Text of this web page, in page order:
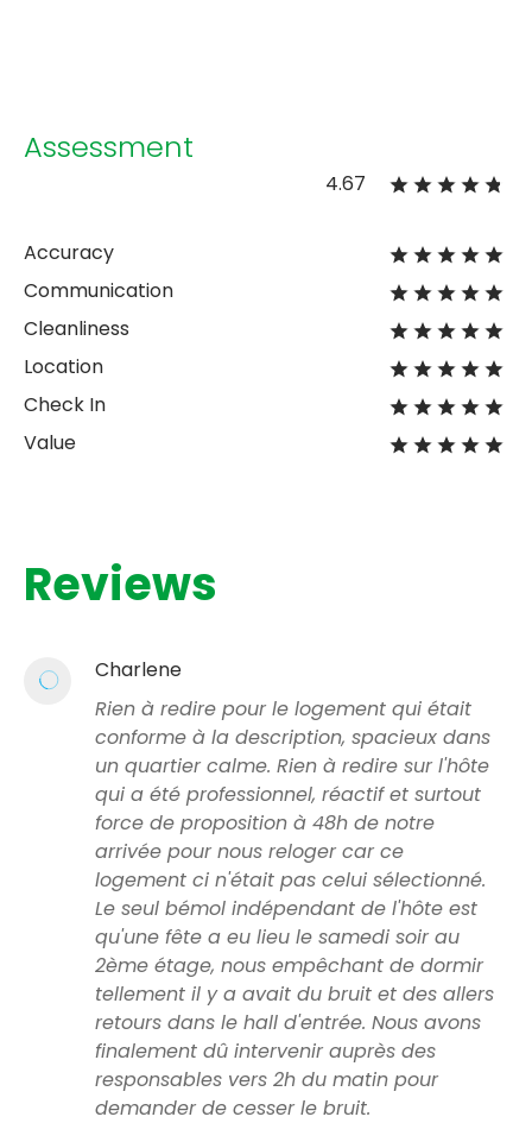
Assessment
4.67
Accuracy
Communication
Cleanliness
Location
Check In
Value
Reviews
Charlene
Rien à redire pour le logement qui était
conforme à la description, spacieux dans
un quartier calme. Rien à redire sur l'hôte
qui a été professionnel, réactif et surtout
force de proposition à 48h de notre
arrivée pour nous reloger car ce
logement ci n'était pas celui sélectionné.
Le seul bémol indépendant de l'hôte est
qu'une fête a eu lieu le samedi soir au
2ème étage, nous empêchant de dormir
tellement il y a avait du bruit et des allers
retours dans le hall d'entrée. Nous avons
finalement dû intervenir auprès des
responsables vers 2h du matin pour
demander de cesser le bruit.